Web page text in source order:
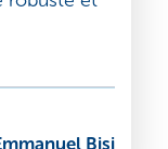
Bisi